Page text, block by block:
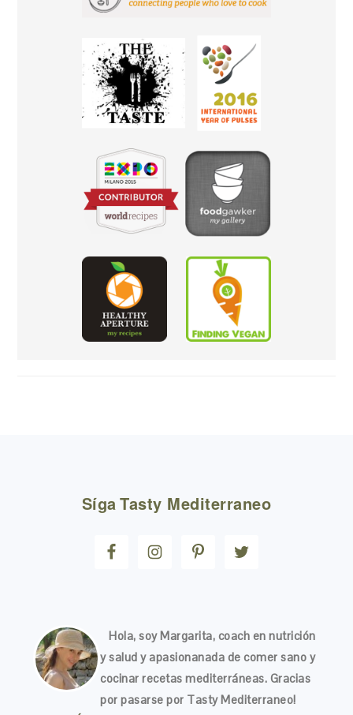
Síga Tasty Mediterraneo
Hola, soy Margarita, coach en nutrición
y salud y apasionanada de comer sano y
cocinar recetas mediterráneas. Gracias
por pasarse por Tasty Mediterraneo!